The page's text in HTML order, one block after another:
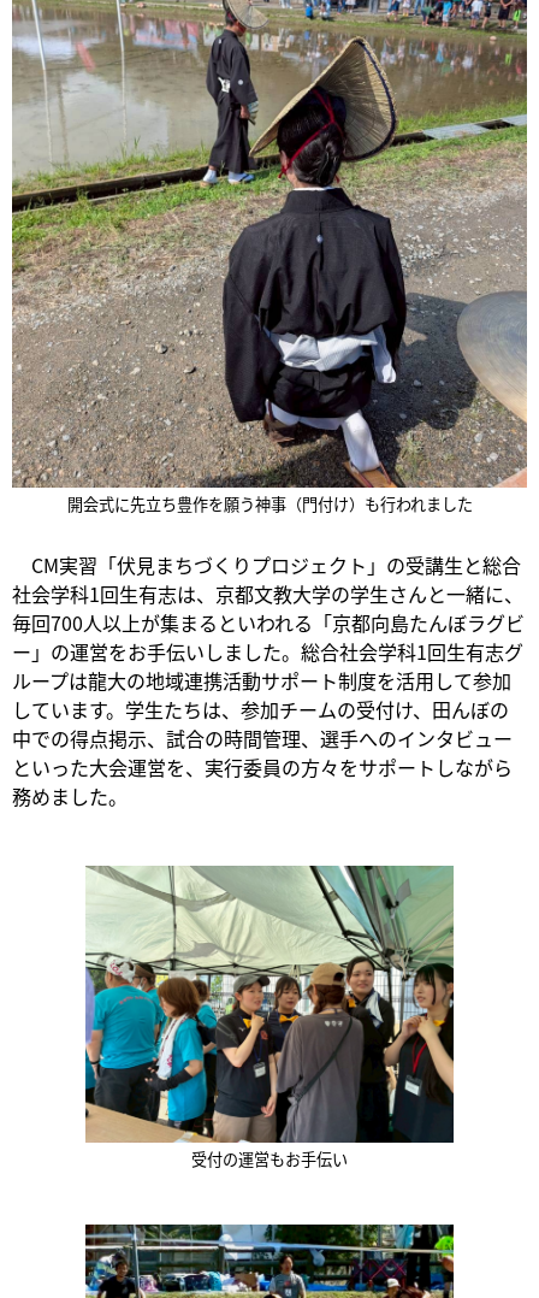
開会式に先立ち豊作を願う神事（門付け）も行われました
CM実習「伏見まちづくりプロジェクト」の受講生と総合
社会学科1回生有志は、京都文教大学の学生さんと一緒に、
毎回700人以上が集まるといわれる「京都向島たんぼラグビ
ー」の運営をお手伝いしました。総合社会学科1回生有志グ
ループは龍大の地域連携活動サポート制度を活用して参加
しています。学生たちは、参加チームの受付け、田んぼの
中での得点掲示、試合の時間管理、選手へのインタビュー
といった大会運営を、実行委員の方々をサポートしながら
務めました。
受付の運営もお手伝い